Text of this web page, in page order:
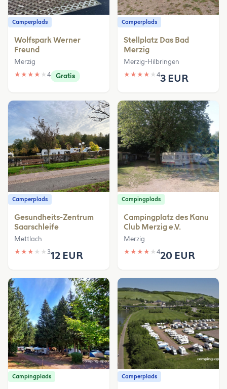
Camperplads
Wolfspark Werner
Freund
Merzig
★ ★ ★ ★ ★ 4 Gratis
Camperplads
Stellplatz Das Bad
Merzig
Merzig-Hilbringen
★ ★ ★ ★ ★ 43 EUR
Camperplads
Gesundheits-Zentrum
Saarschleife
Mettlach
★ ★ ★ ★ ★ 312 EUR
Campingplads
Campingplatz des Kanu
Club Merzig e.V.
Merzig
★ ★ ★ ★ ★ 420 EUR
Campingplads Camperplads